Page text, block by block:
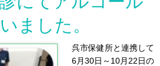
ました。
呉市保健所と連携して
6月30日～10月22日の